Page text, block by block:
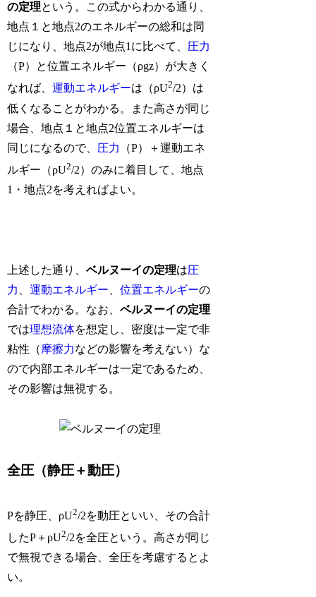
の定理という。この式からわかる通り、
地点１と地点2のエネルギーの総和は同
じになり、地点2が地点1に比べて、 圧力
（P）と位置エネルギー（ρgz）が大きく
なれば、運動エネルギーは（ρU2/2）は
低くなることがわかる。また高さが同じ
場合、地点１と地点2位置エネルギーは
同じになるので、 圧力
（P）＋運動エネ
ルギー（ρU2/2）のみに着目して、地点
1・地点2を考えればよい。
上述した通り、ベルヌーイの定理は圧
力
、運動エネルギー 、位置エネルギーの
合計でわかる。なお、ベルヌーイの定理
では理想流体を想定し、密度は一定で非
粘性（ 摩擦力などの影響を考えない）な
ので内部エネルギーは一定であるため、
その影響は無視する。
全圧（静圧＋動圧）
Pを静圧、ρU2/2を動圧といい、その合計
したP＋ρU2/2を全圧という。高さが同じ
で無視できる場合、全圧を考慮するとよ
い。